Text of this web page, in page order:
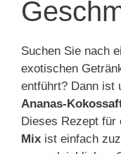
Suchen Sie nach
exotischen
entführt? Dann ist
Ananas-
Dieses Rezept für
Mix ist einfach